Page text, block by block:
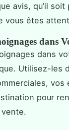
avis, qu’il
vous êtes
dans
dans
Utilisez-les
vos
pour